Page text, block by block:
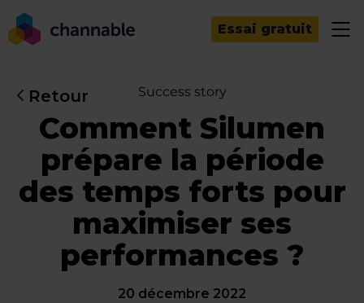
Essai gratuit
Retour Success story
Comment Silumen
prépare la période
des temps forts pour
maximiser ses
performances ?
20 décembre 2022